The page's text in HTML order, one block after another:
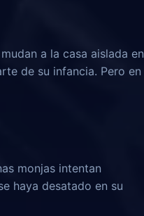
a la casa aislada en
de su infancia. Pero en
monjas intentan
haya desatado en su